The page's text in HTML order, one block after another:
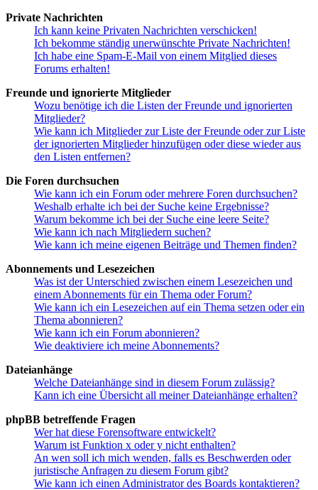
Private Nachrichten
Ich kann keine Privaten Nachrichten verschicken!
Ich bekomme ständig unerwünschte Private Nachrichten!
Ich habe eine Spam-E-Mail von einem Mitglied dieses
Forums erhalten!
Freunde und ignorierte Mitglieder
Wozu benötige ich die Listen der Freunde und ignorierten
Mitglieder?
Wie kann ich Mitglieder zur Liste der Freunde oder zur Liste
der ignorierten Mitglieder hinzufügen oder diese wieder aus
den Listen entfernen?
Die Foren durchsuchen
Wie kann ich ein Forum oder mehrere Foren durchsuchen?
Weshalb erhalte ich bei der Suche keine Ergebnisse?
Warum bekomme ich bei der Suche eine leere Seite?
Wie kann ich nach Mitgliedern suchen?
Wie kann ich meine eigenen Beiträge und Themen finden?
Abonnements und Lesezeichen
Was ist der Unterschied zwischen einem Lesezeichen und
einem Abonnements für ein Thema oder Forum?
Wie kann ich ein Lesezeichen auf ein Thema setzen oder ein
Thema abonnieren?
Wie kann ich ein Forum abonnieren?
Wie deaktiviere ich meine Abonnements?
Dateianhänge
Welche Dateianhänge sind in diesem Forum zulässig?
Kann ich eine Übersicht all meiner Dateianhänge erhalten?
phpBB betreffende Fragen
Wer hat diese Forensoftware entwickelt?
Warum ist Funktion x oder y nicht enthalten?
An wen soll ich mich wenden, falls es Beschwerden oder
juristische Anfragen zu diesem Forum gibt?
Wie kann ich einen Administrator des Boards kontaktieren?